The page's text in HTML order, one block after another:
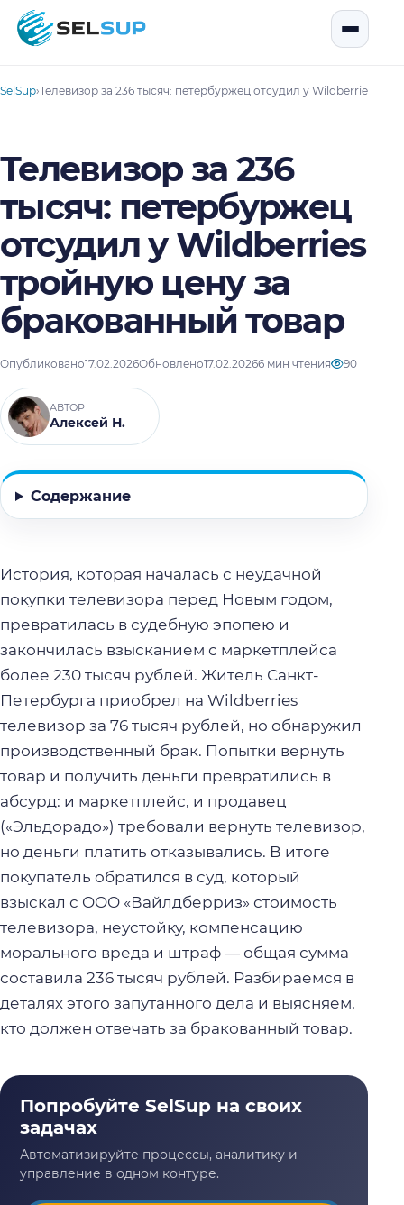
SelSup
SelSup›Телевизор за 236 тысяч: петербуржец отсудил у Wildberries
Телевизор за 236
тысяч: петербуржец
отсудил у Wildberries
тройную цену за
бракованный товар
Опубликовано17.02.2026Обновлено17.02.20266 мин чтения 90
АВТОР
Алексей Н.
Содержание
История, которая началась с неудачной
покупки телевизора перед Новым годом,
превратилась в судебную эпопею и
закончилась взысканием с маркетплейса
более 230 тысяч рублей. Житель Санкт-
Петербурга приобрел на Wildberries
телевизор за 76 тысяч рублей, но обнаружил
производственный брак. Попытки вернуть
товар и получить деньги превратились в
абсурд: и маркетплейс, и продавец
(«Эльдорадо») требовали вернуть телевизор,
но деньги платить отказывались. В итоге
покупатель обратился в суд, который
взыскал с OOO «Вайлдберриз» стоимость
телевизора, неустойку, компенсацию
морального вреда и штраф — общая сумма
составила 236 тысяч рублей. Разбираемся в
деталях этого запутанного дела и выясняем,
кто должен отвечать за бракованный товар.